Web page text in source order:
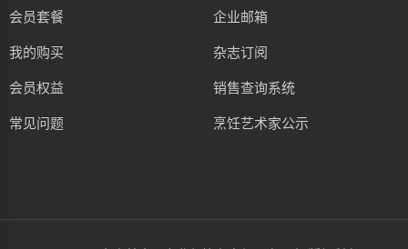
会员套餐
我的购买
会员权益
常见问题
企业邮箱
杂志订阅
销售查询系统
烹饪艺术家公示